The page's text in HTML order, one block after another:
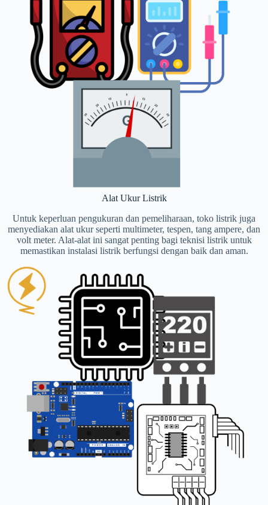
Alat Ukur Listrik
Untuk keperluan pengukuran dan pemeliharaan, toko listrik juga
menyediakan alat ukur seperti multimeter, tespen, tang ampere, dan
volt meter. Alat-alat ini sangat penting bagi teknisi listrik untuk
memastikan instalasi listrik berfungsi dengan baik dan aman.